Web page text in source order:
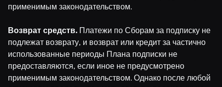
применимым законодательством.
Возврат средств. Платежи по Сборам за подписку не
подлежат возврату, и возврат или кредит за частично
использованные периоды Плана подписки не
предоставляются, если иное не предусмотрено
применимым законодательством. Однако после любой